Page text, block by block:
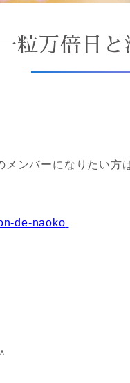
粒万倍日
ンバーになりたい方
de-naoko